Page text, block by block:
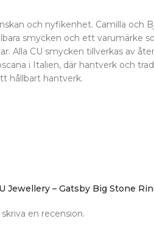
och nyfikenhet. Camilla och
smycken och ett varumärke
Alla CU smycken tillverkas av
i Italien, där hantverk och
hållbart hantverk.
Jewellery – Gatsby Big Stone
en recension.